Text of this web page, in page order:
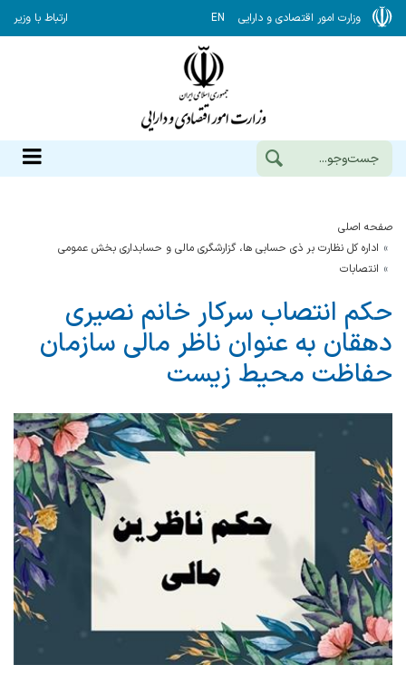
وزارت امور اقتصادی و دارایی EN ارتباط با وزیر
صفحه اصلی
اداره کل نظارت بر ذی حسابی ها، گزارشگری مالی و حسابداری بخش عمومی
انتصابات
حکم انتصاب سرکار خانم نصیری
دهقان به عنوان ناظر مالی سازمان
حفاظت محیط زیست